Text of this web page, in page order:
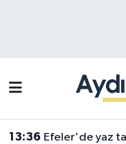
13:36 Efeler'de yaz
Efeler Trafik
Süper Lig Puan